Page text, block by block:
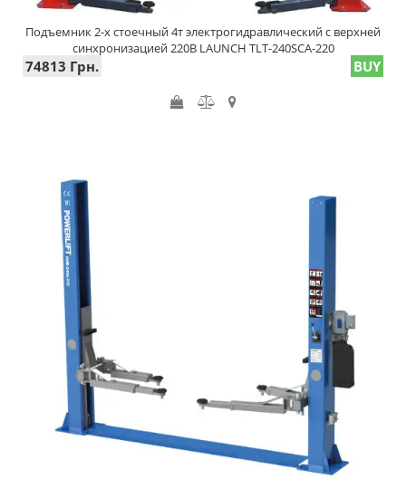
Подъемник 2-х стоечный 4т электрогидравлический с верхней
синхронизацией 220В LAUNCH TLT-240SCA-220
74813 Грн. BUY